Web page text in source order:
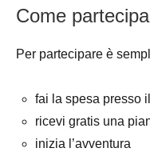
Come
Per partecipare è
fai la spesa presso
ricevi gratis una
inizia l’avventura